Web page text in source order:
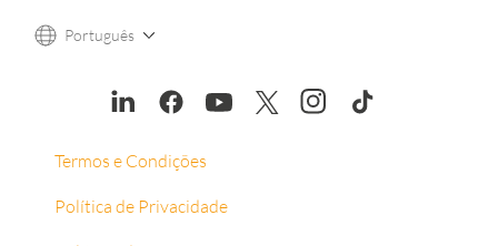
Português
Termos e Condições
Política de Privacidade